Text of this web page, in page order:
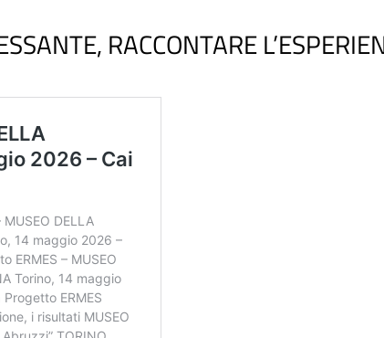
RACCONTARE